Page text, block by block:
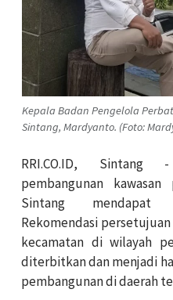
Kepala Badan Pengelola
Sintang, Mardyanto. (Foto:
RRI.CO.ID, Sintang
pembangunan
Sintang mendapat
Rekomendasi
kecamatan di wilayah
diterbitkan dan menjadi
pembangunan di daerah